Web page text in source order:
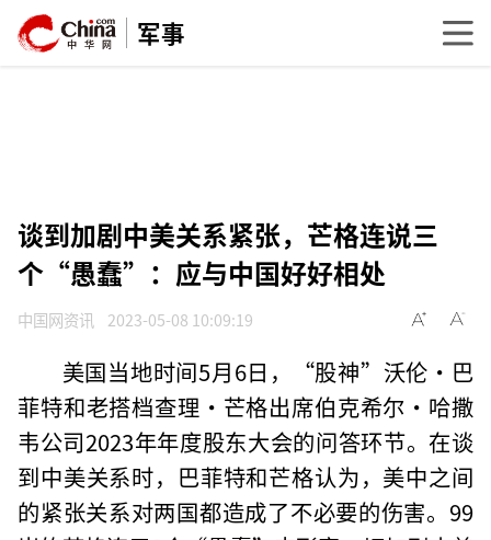
军事
谈到加剧中美关系紧张，芒格连说三
个“愚蠢”：应与中国好好相处
中国网资讯 2023-05-08 10:09:19
美国当地时间5月6日，“股神”沃伦·巴
菲特和老搭档查理·芒格出席伯克希尔·哈撒
韦公司2023年年度股东大会的问答环节。在谈
到中美关系时，巴菲特和芒格认为，美中之间
的紧张关系对两国都造成了不必要的伤害。99